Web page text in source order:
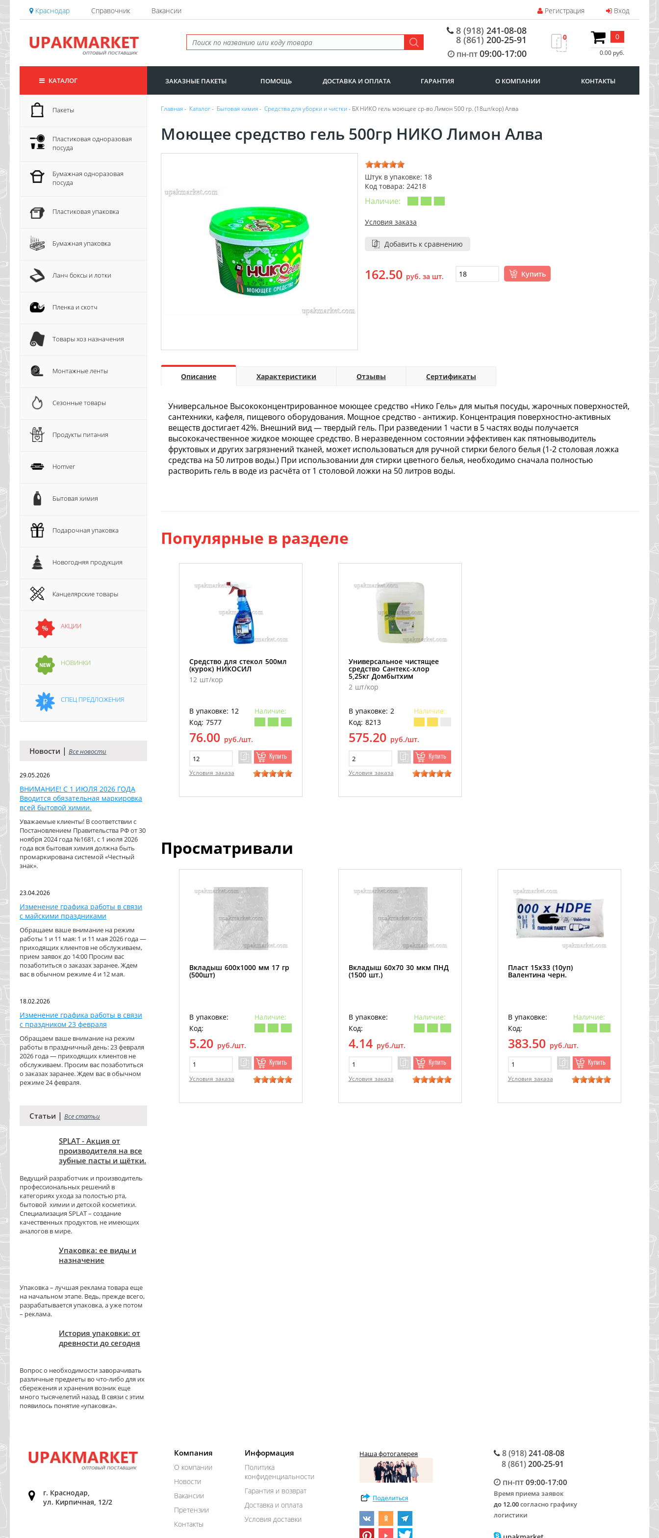
Краснодар Справочник Вакансии Регистрация Вход
8 (918) 241-08-08
8 (861) 200-25-91
пн-пт09:00-17:00
0 0
0.00 руб.
КАТАЛОГ ЗАКАЗНЫЕ ПАКЕТЫ ПОМОЩЬ ДОСТАВКА И ОПЛАТА ГАРАНТИЯ О КОМПАНИИ КОНТАКТЫ
Пакеты
Пластиковая одноразовая
посуда
Бумажная одноразовая
посуда
Пластиковая упаковка
Бумажная упаковка
Ланч боксы и лотки
Пленка и скотч
Товары хоз назначения
Монтажные ленты
Сезонные товары
Продукты питания
Homver
Бытовая химия
Подарочная упаковка
Новогодняя продукция
Канцелярские товары
АКЦИИ
НОВИНКИ
СПЕЦ ПРЕДЛОЖЕНИЯ
Новости | Все новости
29.05.2026
ВНИМАНИЕ! С 1 ИЮЛЯ 2026 ГОДА
Вводится обязательная маркировка
всей бытовой химии.
Уважаемые клиенты! В соответствии с
Постановлением Правительства РФ от 30
ноября 2024 года №1681, с 1 июля 2026
года вся бытовая химия должна быть
промаркирована системой «Честный
знак».
23.04.2026
Изменение графика работы в связи
с майскими праздниками
Обращаем ваше внимание на режим
работы 1 и 11 мая: 1 и 11 мая 2026 года —
приходящих клиентов не обслуживаем,
прием заявок до 14:00 Просим вас
позаботиться о заказах заранее. Ждем
вас в обычном режиме 4 и 12 мая.
18.02.2026
Изменение графика работы в связи
с праздником 23 февраля
Обращаем ваше внимание на режим
работы в праздничный день: 23 февраля
2026 года — приходящих клиентов не
обслуживаем. Просим вас позаботиться
о заказах заранее. Ждем вас в обычном
режиме 24 февраля.
Статьи | Все статьи
SPLAT - Акция от
производителя на все
зубные пасты и щётки.
Ведущий разработчик и производитель
профессиональных решений в
категориях ухода за полостью рта,
бытовой химии и детской косметики.
Специализация SPLAT – создание
качественных продуктов, не имеющих
аналогов в мире.
Упаковка: ее виды и
назначение
Упаковка – лучшая реклама товара еще
на начальном этапе. Ведь, прежде всего,
разрабатывается упаковка, а уже потом
– реклама.
История упаковки: от
древности до сегодня
Вопрос о необходимости заворачивать
различные предметы во что-либо для их
сбережения и хранения возник еще
много тысячелетий назад. В связи с этим
появилось понятие «упаковка».
Главная- Каталог- Бытовая химия- Средства для уборки и чистки- БХ НИКО гель моющее ср-во Лимон 500 гр. (18шт/кор) Алва
Моющее средство гель 500гр НИКО Лимон Алва
Штук в упаковке: 18
Код товара: 24218
Наличие:
Условия заказа
Добавить к сравнению
162.50 руб. за шт. Купить
Описание Характеристики Отзывы Сертификаты
Универсальное Высококонцентрированное моющее средство «Нико Гель» для мытья посуды, жарочных поверхностей,
сантехники, кафеля, пищевого оборудования. Мощное средство - антижир. Концентрация поверхностно-активных
веществ достигает 42%. Внешний вид — твердый гель. При разведении 1 части в 5 частях воды получается
высококачественное жидкое моющее средство. В неразведенном состоянии эффективен как пятновыводитель
фруктовых и других загрязнений тканей, может использоваться для ручной стирки белого белья (1-2 столовая ложка
средства на 50 литров воды.) При использовании для стирки цветного белья, необходимо сначала полностью
растворить гель в воде из расчёта от 1 столовой ложки на 50 литров воды.
Популярные в разделе
Средство для стекол 500мл
(курок) НИКОСИЛ
12 шт/кор
В упаковке: 12
Наличие:
Код: 7577
76.00 руб./шт.
Купить
Условия заказа
Универсальное чистящее
средство Сантекс-хлор
5,25кг Домбытхим
2 шт/кор
В упаковке: 2
Наличие:
Код: 8213
575.20 руб./шт.
Купить
Условия заказа
Просматривали
Вкладыш 600х1000 мм 17 гр
(500шт)
В упаковке:
Наличие:
Код:
5.20 руб./шт.
Купить
Условия заказа
Вкладыш 60х70 30 мкм ПНД
(1500 шт.)
В упаковке:
Наличие:
Код:
4.14 руб./шт.
Купить
Условия заказа
Пласт 15х33 (10уп)
Валентина черн.
В упаковке:
Наличие:
Код:
383.50 руб./шт.
Купить
Условия заказа
г. Краснодар,
ул. Кирпичная, 12/2
Компания
О компании
Новости
Вакансии
Претензии
Контакты
Информация
Политика
конфиденциальности
Гарантия и возврат
Доставка и оплата
Условия доставки
Наша фотогалерея 8 (918)241-08-08
8 (861)200-25-91
пн-пт09:00-17:00
Время приема заявок
до 12.00согласно графику
логистики